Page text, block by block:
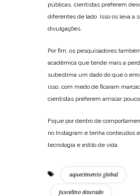
públicas, cientistas preferem
diferentes de lado. Isso os leva a
divulgações.
Por fim, os pesquisadores
acadêmica que tende mais a
subestima um dado do que o
isso, com medo de ficaram
cientistas preferem arriscar
Fique por dentro de
no Instagram e tenha conteúdos
tecnologia e estilo de vida.
aquecimento global
juscelino dourado